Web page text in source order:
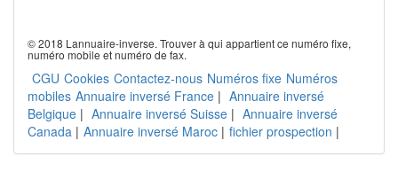
© 2018 Lannuaire-inverse. Trouver à qui appartient ce numéro fixe,
numéro mobile et numéro de fax.
CGU Cookies Contactez-nous Numéros fixe Numéros
mobiles Annuaire inversé France | Annuaire inversé
Belgique | Annuaire inversé Suisse | Annuaire inversé
Canada | Annuaire inversé Maroc | fichier prospection |